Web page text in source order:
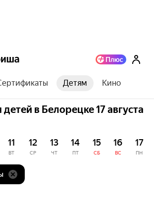
Детям Кино
в Белорецке 17 августа
11
ВТ
12
СР
13
ЧТ
14
ПТ
15
СБ
16
ВС
17
ПН